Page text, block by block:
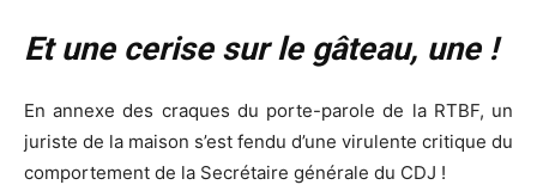
Et une cerise sur le gâteau, une !
En annexe des craques du porte-parole de la RTBF, un
juriste de la maison s’est fendu d’une virulente critique du
comportement de la Secrétaire générale du CDJ !